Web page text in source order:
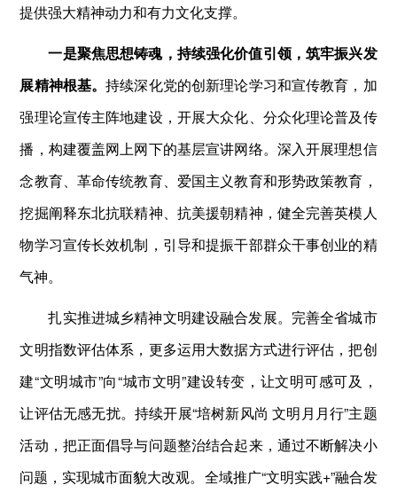
提供强大精神动力和有力文化支撑。
一是聚焦思想铸魂，持续强化价值引领，筑牢振兴发
展精神根基。持续深化党的创新理论学习和宣传教育，加
强理论宣传主阵地建设，开展大众化、分众化理论普及传
播，构建覆盖网上网下的基层宣讲网络。深入开展理想信
念教育、革命传统教育、爱国主义教育和形势政策教育，
挖掘阐释东北抗联精神、抗美援朝精神，健全完善英模人
物学习宣传长效机制，引导和提振干部群众干事创业的精
气神。
扎实推进城乡精神文明建设融合发展。完善全省城市
文明指数评估体系，更多运用大数据方式进行评估，把创
建“文明城市”向“城市文明”建设转变，让文明可感可及，
让评估无感无扰。持续开展“培树新风尚 文明月月行”主题
活动，把正面倡导与问题整治结合起来，通过不断解决小
问题，实现城市面貌大改观。全域推广“文明实践+”融合发